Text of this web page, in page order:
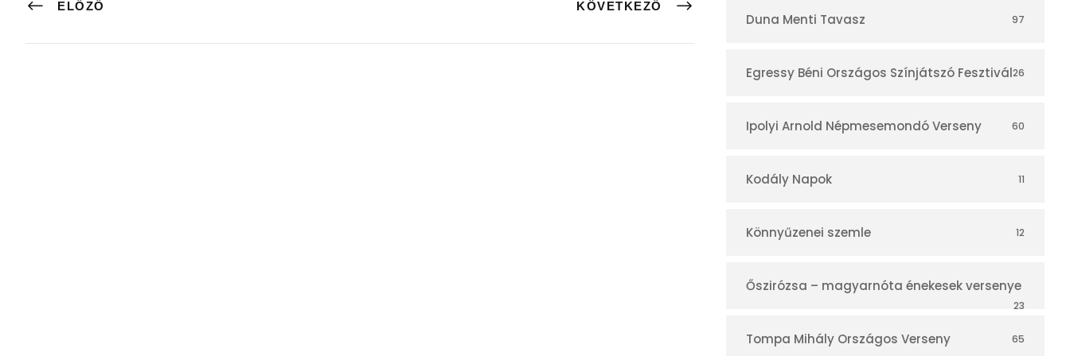
ELŐZŐ KÖVETKEZŐ r
Duna Menti Tavasz 97
Egressy Béni Országos Színjátszó Fesztivál26
Ipolyi Arnold Népmesemondó Verseny 60
Kodály Napok 11
Könnyűzenei szemle 12
Őszirózsa – magyarnóta énekesek versenye
23
Tompa Mihály Országos Verseny 65